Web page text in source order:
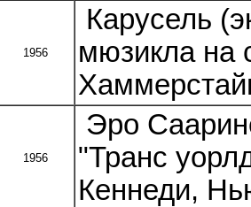
1956
Карусель
мюзикла на
1956
Эро
"Транс
Кеннеди,